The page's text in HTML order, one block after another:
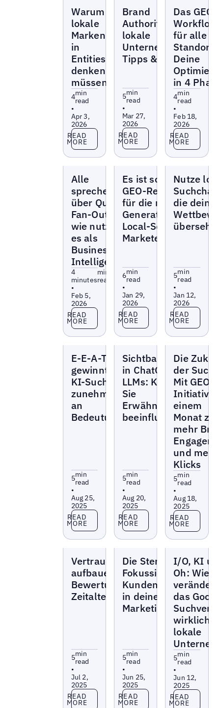
Warum
lokale
Marken
in
Entities
denken
müssen
4min
read
•
Apr 3,
2026
Read more
READ
MORE
Brand
Authority für
lokale
Unternehmen:
Tipps & Tricks
5min
read
•
Mar 27,
2026
Read more
READ
MORE
Das GEO-
Workflow
für alle
Deine
in 4
4min
read
•
Feb 18,
2026
Read more
READ
MORE
Alle
sprechen
über Query
Fan-Out –
wie nutzt du
es als
Business-
Intelligence?
4
minutes
min
read
•
Feb 5,
2026
Read more
READ
MORE
Es ist so weit:
GEO-Reporting
für die nächste
Generation von
Local-Search-
Marketer:innen‍
6min
read
•
Jan 29,
2026
Read more
READ
MORE
Nutze
die deine
5min
read
•
Jan 12,
2026
Read more
READ
MORE
E-E-A-T
gewinnt bei
KI-Suche
zunehmend
an
Bedeutung
5min
read
•
Aug 25,
2025
Read more
READ
MORE
Sichtbarkeit
in ChatGPT &
LLMs: Können
Sie
Erwähnungen
beeinflussen?
5min
read
•
Aug 20,
2025
Read more
READ
MORE
Die
der
Mit GEO-
einem
Monat zu
mehr
und mehr
Klicks
5min
read
•
Aug 18,
2025
Read more
READ
MORE
Vertrauenssignale
aufbauen:
Bewertungen im
Zeitalter der KI
5min
read
•
Jul 2,
2025
Read more
READ
MORE
Die Sterne im Blick:
Fokussiere
Kundenbewertungen
in deiner
Marketingstrategie
5min
read
•
Jun 25,
2025
Read more
READ
MORE
I/O, KI
Oh: Wie
das
wirklich
lokale
5min
read
•
Jun 12,
2025
Read more
READ
MORE